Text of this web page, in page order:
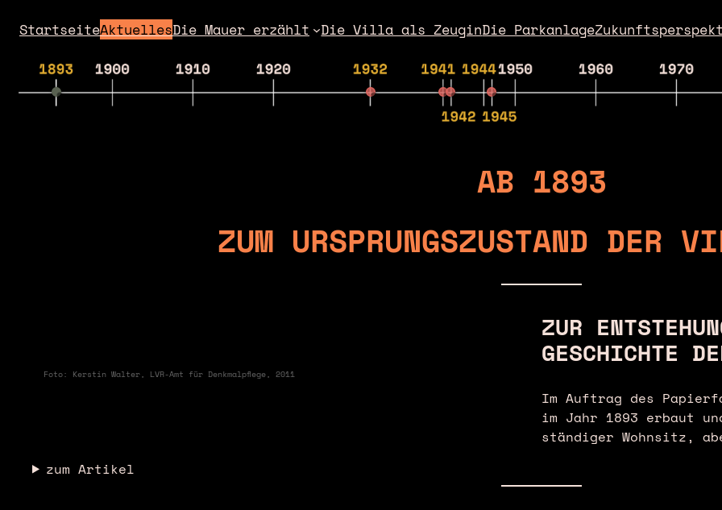
Inhalt
StartseiteAktuellesDie Mauer erzählt Die Villa als ZeuginDie Parkanlage
AB 1893
ZUM URSPRUNGSZUSTAND DER
Foto: Kerstin Walter, LVR-Amt für Denkmalpflege, 2011
ZUR
GESCHICHTE
Im Auftrag des
im Jahr 1893 erbaut
ständiger Wohnsitz,
zum Artikel